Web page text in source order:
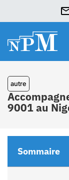
autre
9001 au
Sommaire